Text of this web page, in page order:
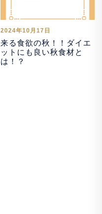
2024年10月17日
来る食欲の秋！！ダイエ
ットにも良い秋食材と
は！？